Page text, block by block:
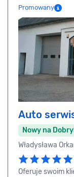
Promowany
Auto
Nowy na
Władysława
Oferuje swoim